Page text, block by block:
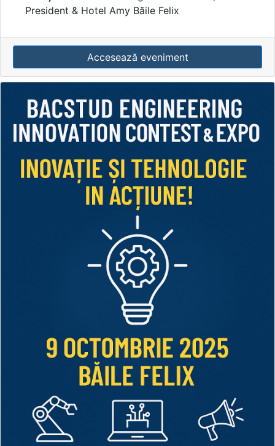
President & Hotel Amy Băile Felix
Accesează eveniment